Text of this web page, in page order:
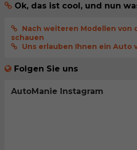
Ok, das ist cool, und nun
Nach weiteren Modellen von
schauen
Uns erlauben Ihnen ein Auto
Folgen Sie uns
AutoManie Instagram